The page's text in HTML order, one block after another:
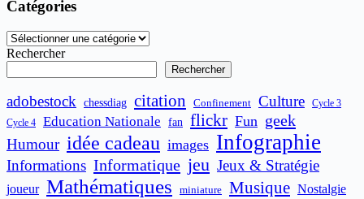
Catégories
Catégories
Rechercher
Rechercher
adobestock chessdiag citation Confinement Culture
Cycle 3
Cycle 4
Education Nationale fan flickr Fun geek
Humour idée cadeau images Infographie
Informations Informatique jeu Jeux & Stratégie
joueur Mathématiques miniature Musique Nostalgie